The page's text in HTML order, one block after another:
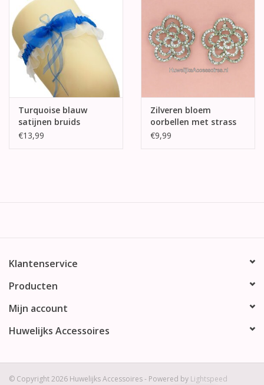
Turquoise blauw
satijnen bruids
kousenband
€13,99
Zilveren bloem
oorbellen met strass
stenen
€9,99
Klantenservice
Producten
Mijn account
Huwelijks Accessoires
© Copyright 2026 Huwelijks Accessoires - Powered by Lightspeed